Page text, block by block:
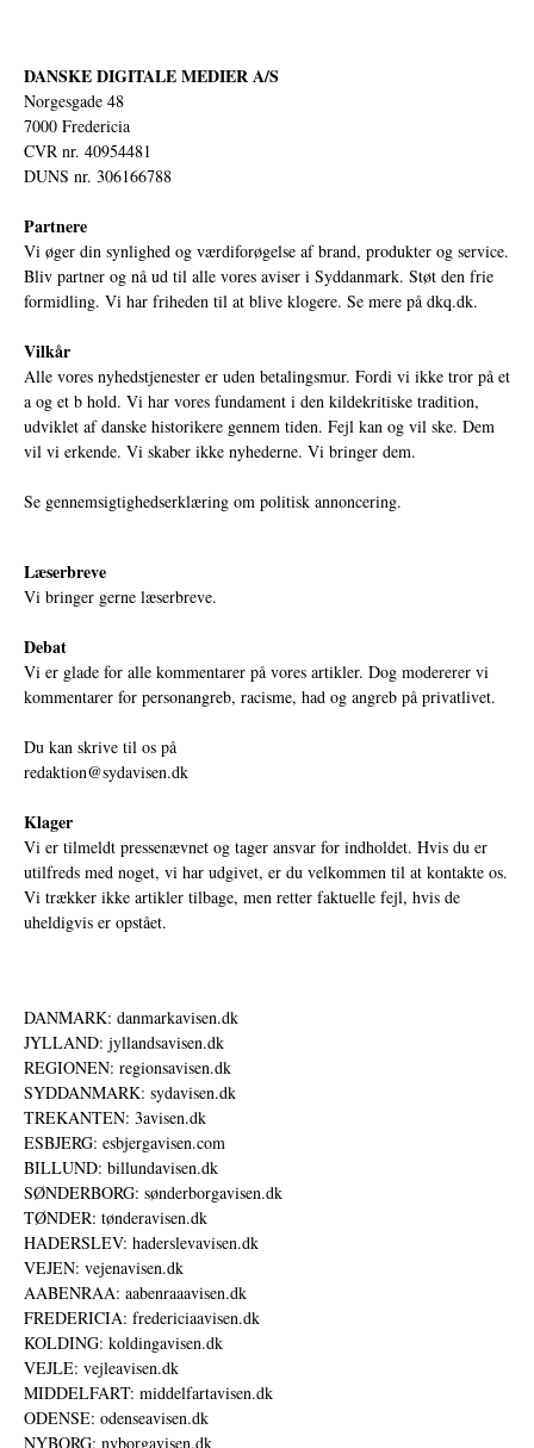
DANSKE DIGITALE MEDIER A/S
Norgesgade 48
7000 Fredericia
CVR nr. 40954481
DUNS nr. 306166788
Partnere
Vi øger din synlighed og værdiforøgelse af brand, produkter og service.
Bliv partner og nå ud til alle vores aviser i Syddanmark. Støt den frie
formidling. Vi har friheden til at blive klogere. Se mere på dkq.dk.
Vilkår
Alle vores nyhedstjenester er uden betalingsmur. Fordi vi ikke tror på et
a og et b hold. Vi har vores fundament i den kildekritiske tradition,
udviklet af danske historikere gennem tiden. Fejl kan og vil ske. Dem
vil vi erkende. Vi skaber ikke nyhederne. Vi bringer dem.
Se gennemsigtighedserklæring om politisk annoncering.
Læserbreve
Vi bringer gerne læserbreve.
Debat
Vi er glade for alle kommentarer på vores artikler. Dog modererer vi
kommentarer for personangreb, racisme, had og angreb på privatlivet.
Du kan skrive til os på
redaktion@sydavisen.dk
Klager
Vi er tilmeldt pressenævnet og tager ansvar for indholdet. Hvis du er
utilfreds med noget, vi har udgivet, er du velkommen til at kontakte os.
Vi trækker ikke artikler tilbage, men retter faktuelle fejl, hvis de
uheldigvis er opstået.
DANMARK: danmarkavisen.dk
JYLLAND: jyllandsavisen.dk
REGIONEN: regionsavisen.dk
SYDDANMARK: sydavisen.dk
TREKANTEN: 3avisen.dk
ESBJERG: esbjergavisen.com
BILLUND: billundavisen.dk
SØNDERBORG: sønderborgavisen.dk
TØNDER: tønderavisen.dk
HADERSLEV: haderslevavisen.dk
VEJEN: vejenavisen.dk
AABENRAA: aabenraaavisen.dk
FREDERICIA: fredericiaavisen.dk
KOLDING: koldingavisen.dk
VEJLE: vejleavisen.dk
MIDDELFART: middelfartavisen.dk
ODENSE: odenseavisen.dk
NYBORG: nyborgavisen.dk